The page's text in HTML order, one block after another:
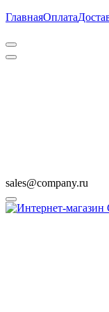
ГлавнаяОплата
sales@company.ru